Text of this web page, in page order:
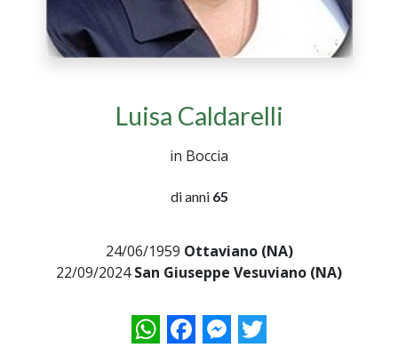
Luisa Caldarelli
in Boccia
di anni 65
24/06/1959 Ottaviano (NA)
22/09/2024San Giuseppe Vesuviano (NA)
WhatsAppFacebookMessenger
Twitter